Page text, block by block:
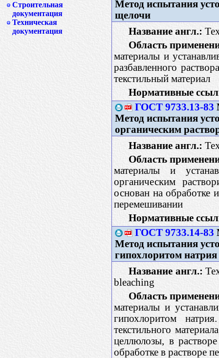
Строительная
документация
Техническая
документация
Метод испытания
щелочи
Название англ.:
Область
материалы и
разбавленного
текстильный материал
Нормативные
ГОСТ 9733.13-83
Метод испытания
органическим
Название англ.:
Область
материалы и
органическим
основан на обработке
перемешивании
Нормативные
ГОСТ 9733.14-83
Метод испытания
гипохлоритом натрия
Название англ.:
bleaching
Область
материалы и
гипохлоритом
текстильного
целлюлозы, в
обработке в растворе